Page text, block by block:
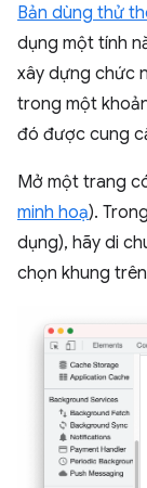
Bản dùng thử
dụng một tính
xây dựng chức
trong một
đó được cung
Mở một trang
minh hoạ).
dụng), hãy di
chọn khung